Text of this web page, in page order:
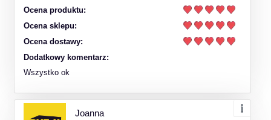
Ocena produktu:
Ocena sklepu:
Ocena dostawy:
Dodatkowy komentarz:
Wszystko ok
Joanna